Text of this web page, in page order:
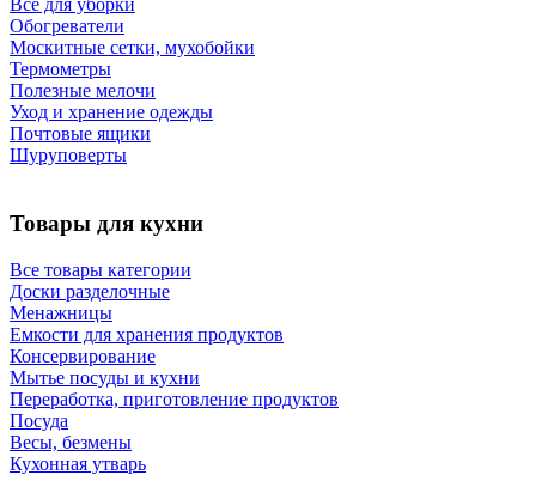
Все для уборки
Обогреватели
Москитные сетки, мухобойки
Термометры
Полезные мелочи
Уход и хранение одежды
Почтовые ящики
Шуруповерты
Товары для кухни
Все товары категории
Доски разделочные
Менажницы
Емкости для хранения продуктов
Консервирование
Мытье посуды и кухни
Переработка, приготовление продуктов
Посуда
Весы, безмены
Кухонная утварь